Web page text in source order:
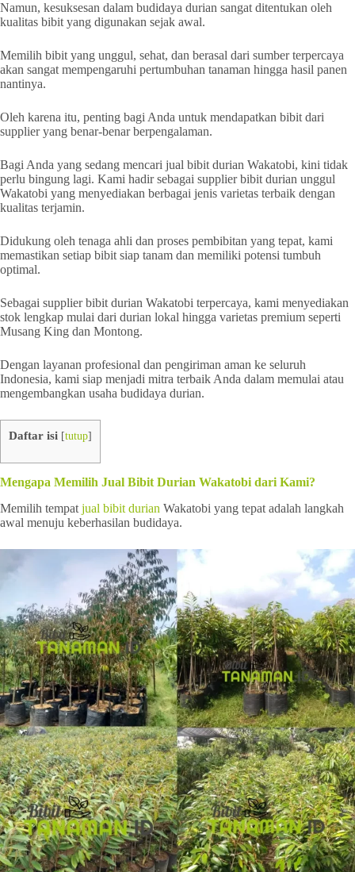
Namun, kesuksesan dalam budidaya durian sangat ditentukan oleh
kualitas bibit yang digunakan sejak awal.
Memilih bibit yang unggul, sehat, dan berasal dari sumber terpercaya
akan sangat mempengaruhi pertumbuhan tanaman hingga hasil panen
nantinya.
Oleh karena itu, penting bagi Anda untuk mendapatkan bibit dari
supplier yang benar-benar berpengalaman.
Bagi Anda yang sedang mencari jual bibit durian Wakatobi, kini tidak
perlu bingung lagi. Kami hadir sebagai supplier bibit durian unggul
Wakatobi yang menyediakan berbagai jenis varietas terbaik dengan
kualitas terjamin.
Didukung oleh tenaga ahli dan proses pembibitan yang tepat, kami
memastikan setiap bibit siap tanam dan memiliki potensi tumbuh
optimal.
Sebagai supplier bibit durian Wakatobi terpercaya, kami menyediakan
stok lengkap mulai dari durian lokal hingga varietas premium seperti
Musang King dan Montong.
Dengan layanan profesional dan pengiriman aman ke seluruh
Indonesia, kami siap menjadi mitra terbaik Anda dalam memulai atau
mengembangkan usaha budidaya durian.
Daftar isi [tutup]
Mengapa Memilih Jual Bibit Durian Wakatobi dari Kami?
Memilih tempat jual bibit durian Wakatobi yang tepat adalah langkah
awal menuju keberhasilan budidaya.